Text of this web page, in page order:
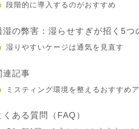
段階的に導入するのがおすすめ
湿の弊害：湿らせすぎが招く5つ
湿りやすいケージは通気を見直す
連記事
ミスティング環境を整えるおすすめ
くある質問（FAQ）